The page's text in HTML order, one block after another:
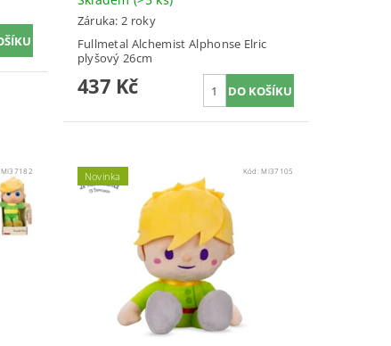
Záruka: 2 roky
Fullmetal Alchemist Alphonse Elric
plyšový 26cm
437 Kč
MI37182 Novinka Kód:MI37105